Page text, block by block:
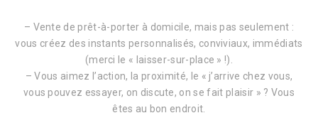
– Vente de prêt-à-porter à domicile, mais pas seulement :
vous créez des instants personnalisés, conviviaux, immédiats
(merci le « laisser-sur-place » !).
– Vous aimez l’action, la proximité, le « j’arrive chez vous,
vous pouvez essayer, on discute, on se fait plaisir » ? Vous
êtes au bon endroit.